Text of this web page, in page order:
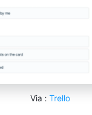
Via : Trello